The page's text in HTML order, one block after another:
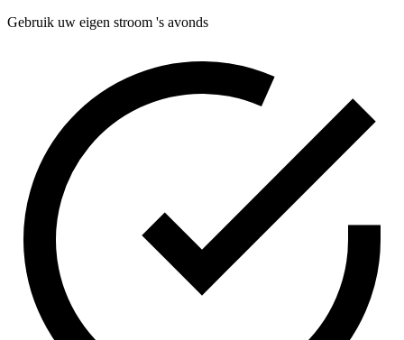
Gebruik uw eigen stroom 's avonds